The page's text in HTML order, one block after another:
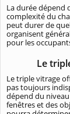
La durée dépend
complexité du
peut durer de
organisent
pour les
Le
Le triple vitrage
pas toujours
dépend du
fenêtres et des